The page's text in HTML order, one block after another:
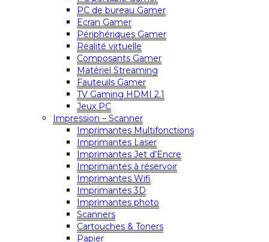
PC de bureau Gamer
Ecran Gamer
Périphériques Gamer
Réalité virtuelle
Composants Gamer
Matériel Streaming
Fauteuils Gamer
TV Gaming HDMI 2.1
Jeux PC
Impression – Scanner
Imprimantes Multifonctions
Imprimantes Laser
Imprimantes Jet d’Encre
Imprimantes à réservoir
Imprimantes Wifi
Imprimantes 3D
Imprimantes photo
Scanners
Cartouches & Toners
Papier